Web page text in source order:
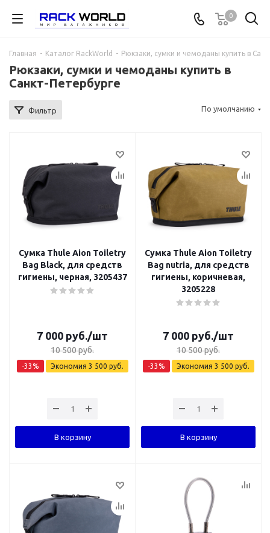
0
Главная - Каталог RackWorld - Рюкзаки, сумки и чемоданы купить в
Рюкзаки, сумки и чемоданы купить в
Санкт-Петербурге
Фильтр По умолчанию
Сумка Thule Aion Toiletry
Bag Black, для средств
гигиены, черная, 3205437
7 000 руб./шт
10 500руб.
-33 % Экономия 3 500 руб.
В корзину
Сумка Thule Aion Toiletry
Bag nutria, для средств
гигиены, коричневая,
3205228
7 000 руб./шт
10 500руб.
-33 % Экономия 3 500 руб.
В корзину